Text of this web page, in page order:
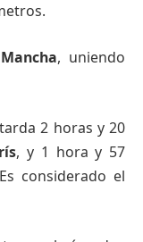
, uniendo
2 horas y 20
, y 1 hora y 57
considerado el